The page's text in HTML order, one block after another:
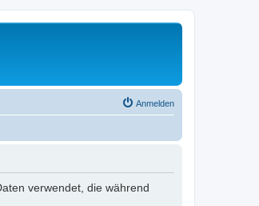
Anmelden
verwendet, die während